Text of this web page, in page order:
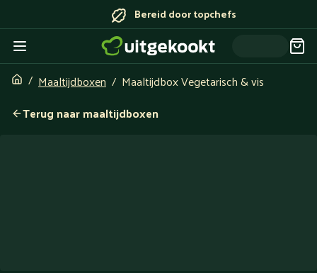
Bereid door topchefs
Maaltijdboxen
Maaltijdbox Vegetarisch & vis
Terug naar maaltijdboxen